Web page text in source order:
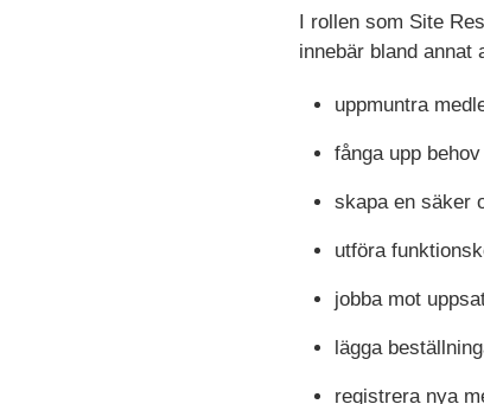
I rollen som Site
innebär bland annat
uppmuntra
fånga upp
skapa en säker
utföra
jobba mot
lägga
registrera nya